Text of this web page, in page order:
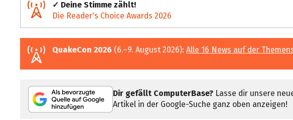
✓ Deine Stimme zählt!
Die Reader's Choice Awards 2026
QuakeCon 2026 (6.–9. August 2026): Alle 16 News auf der
Dir gefällt ComputerBase? Lasse dir unsere
Artikel in der Google-Suche ganz oben anzeigen!